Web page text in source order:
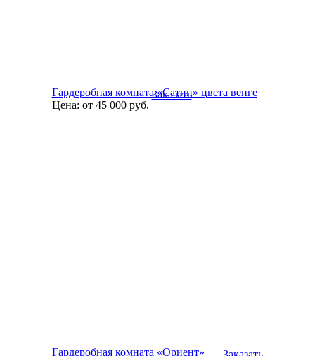
Гардеробная комната «Сатин» цвета венге
Цена: от 45 000руб.
Заказать
Гардеробная комната «Ориент»